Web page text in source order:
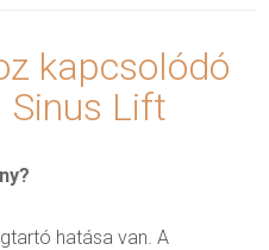
kapcsolódó
Lift
hatása van. A